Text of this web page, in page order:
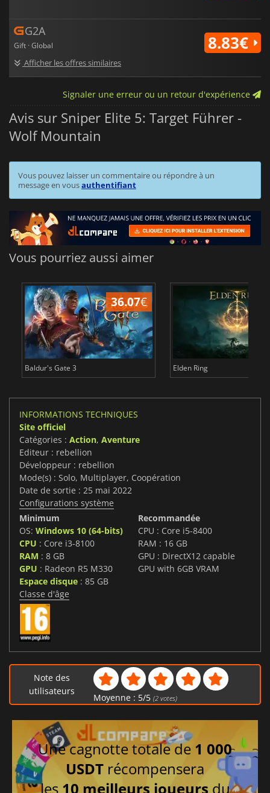
G2A
Gift · Global
Afficher les offres similaires
8.83€
Signaler une erreur ou un retour d'expérience
Avis sur Sniper Elite 5: Target Führer -
Wolf Mountain
Vous pouvez laisser un commentaire ou répondre à un
message en vousauthentifiant
Vous pourriez aussi aimer
36.07€
Baldur's Gate 3 Elden Ring
INFORMATIONS TECHNIQUES
Site officiel
Catégories : Action, Aventure
Editeur : rebellion
Développeur : rebellion
Mode(s) : Solo, Multiplayer, Coopération
Date de sortie : 25 mai 2022
Configurations système
Minimum
OS: Windows 10 (64-bits)
CPU : Core i3-8100
RAM : 8 GB
GPU : Radeon R5 M330
Espace disque : 85 GB
Recommandée
CPU : Core i5-8400
RAM : 16 GB
GPU : DirectX12 capable
GPU with 6GB VRAM
Classe d'âge
Note des
utilisateurs
Moyenne : 5/5 (2votes)
Une cagnotte totale de 1 000
USDT récompensera
les 10 meilleurs joueurs du